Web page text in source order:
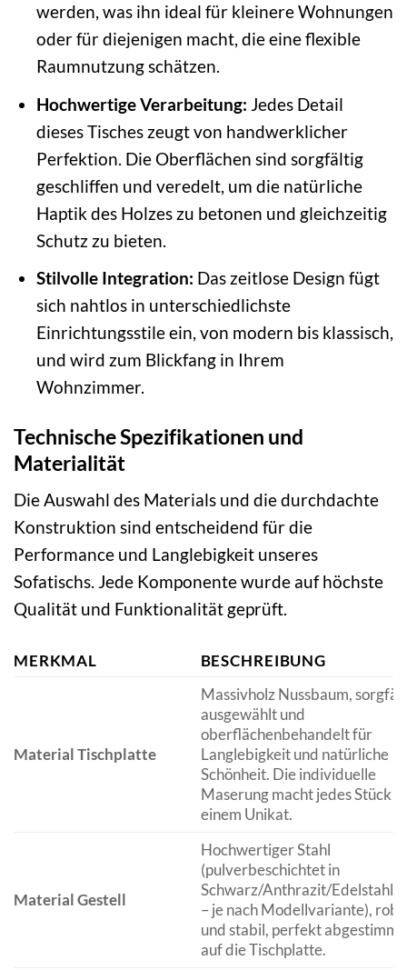
werden, was ihn ideal für kleinere Wohnungen
oder für diejenigen macht, die eine flexible
Raumnutzung schätzen.
Hochwertige Verarbeitung: Jedes Detail
dieses Tisches zeugt von handwerklicher
Perfektion. Die Oberflächen sind sorgfältig
geschliffen und veredelt, um die natürliche
Haptik des Holzes zu betonen und gleichzeitig
Schutz zu bieten.
Stilvolle Integration: Das zeitlose Design fügt
sich nahtlos in unterschiedlichste
Einrichtungsstile ein, von modern bis klassisch,
und wird zum Blickfang in Ihrem
Wohnzimmer.
Technische Spezifikationen und
Materialität
Die Auswahl des Materials und die durchdachte
Konstruktion sind entscheidend für die
Performance und Langlebigkeit unseres
Sofatischs. Jede Komponente wurde auf höchste
Qualität und Funktionalität geprüft.
MERKMAL BESCHREIBUNG
Material Tischplatte
Massivholz Nussbaum,
ausgewählt und
oberflächenbehandelt für
Langlebigkeit und natürliche
Schönheit. Die individuelle
Maserung macht jedes Stück
einem Unikat.
Material Gestell
Hochwertiger Stahl
(pulverbeschichtet in
Schwarz/Anthrazit/
– je nach Modellvariante),
und stabil, perfekt abgestimmt
auf die Tischplatte.